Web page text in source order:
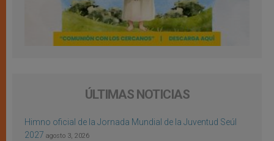
ÚLTIMAS NOTICIAS
Himno oficial de la Jornada Mundial de la Juventud Seúl
2027 agosto 3, 2026